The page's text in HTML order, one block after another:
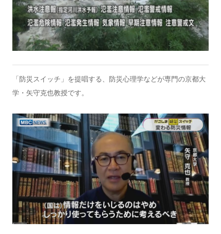
「防災スイッチ」を提唱する、防災心理学などが専門の京都大
学・矢守克也教授です。